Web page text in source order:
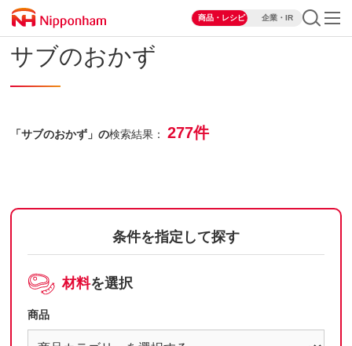
商品・レシピ 企業・IR
サブのおかず
「サブのおかず」の検索結果： 277件
条件を指定して探す
材料を選択
商品